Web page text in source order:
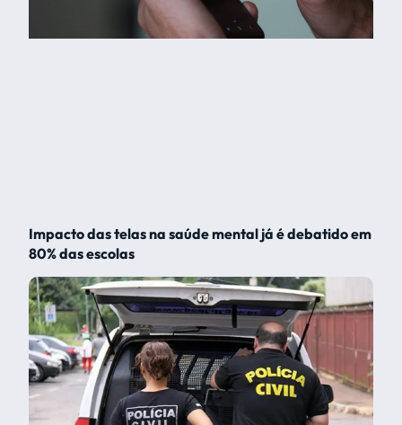
Impacto das telas na saúde mental já é debatido em
80% das escolas